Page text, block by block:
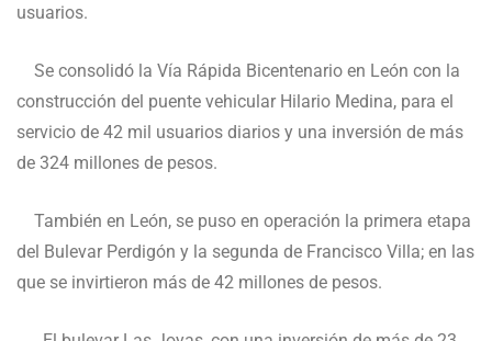
usuarios.
Se consolidó la Vía Rápida Bicentenario en León con la
construcción del puente vehicular Hilario Medina, para el
servicio de 42 mil usuarios diarios y una inversión de más
de 324 millones de pesos.
También en León, se puso en operación la primera etapa
del Bulevar Perdigón y la segunda de Francisco Villa; en las
que se invirtieron más de 42 millones de pesos.